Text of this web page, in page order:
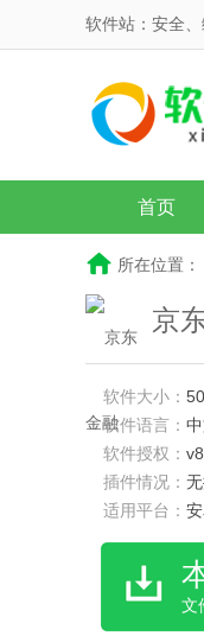
软件站：安全
首页
所在位置：
京
软件大小：
软件语言：
软件授权：
插件情况：
适用平台：
文